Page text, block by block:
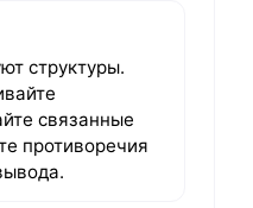
структуры.
связанные
противоречия